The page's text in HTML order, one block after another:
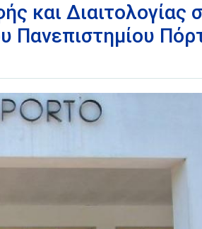
και Διαιτολογίας
Πανεπιστημίου